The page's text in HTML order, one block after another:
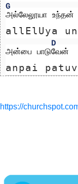
G
அல்லேலூயா உந்தன்
allElUya
D
அன்பை பாடுவேன்
anpai
https://